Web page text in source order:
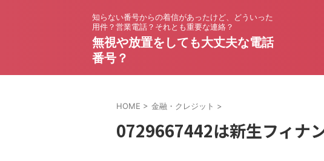
知らない番号からの着信があったけど、どういった
用件？営業電話？それとも重要な連絡？
無視や放置をしても大丈夫な電話
番号？
HOME > 金融・クレジット >
0729667442は新生フィナ